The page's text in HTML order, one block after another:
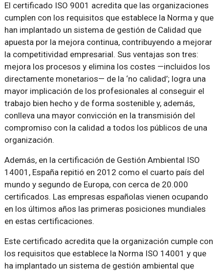
El certificado ISO 9001 acredita que las organizaciones
cumplen con los requisitos que establece la Norma y que
han implantado un sistema de gestión de Calidad que
apuesta por la mejora continua, contribuyendo a mejorar
la competitividad empresarial. Sus ventajas son tres:
mejora los procesos y elimina los costes —incluidos los
directamente monetarios— de la ‘no calidad’; logra una
mayor implicación de los profesionales al conseguir el
trabajo bien hecho y de forma sostenible y, además,
conlleva una mayor convicción en la transmisión del
compromiso con la calidad a todos los públicos de una
organización.
Además, en la certificación de Gestión Ambiental ISO
14001, España repitió en 2012 como el cuarto país del
mundo y segundo de Europa, con cerca de 20.000
certificados. Las empresas españolas vienen ocupando
en los últimos años las primeras posiciones mundiales
en estas certificaciones.
Este certificado acredita que la organización cumple con
los requisitos que establece la Norma ISO 14001 y que
ha implantado un sistema de gestión ambiental que